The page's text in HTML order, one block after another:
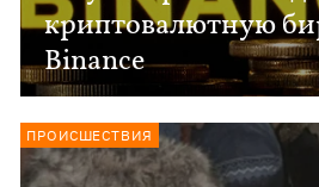
криптовалютную
Binance
ПРОИСШЕСТВИЯ